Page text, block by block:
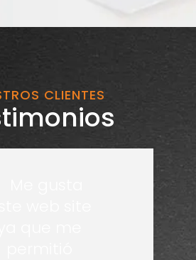
CLIENTES